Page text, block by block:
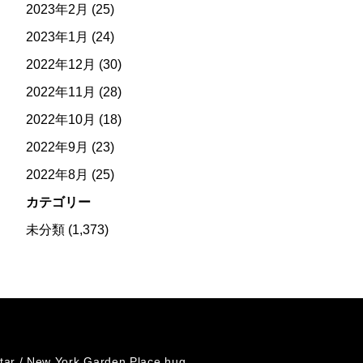
2023年2月 (25)
2023年1月 (24)
2022年12月 (30)
2022年11月 (28)
2022年10月 (18)
2022年9月 (23)
2022年8月 (25)
カテゴリー
未分類(1,373)